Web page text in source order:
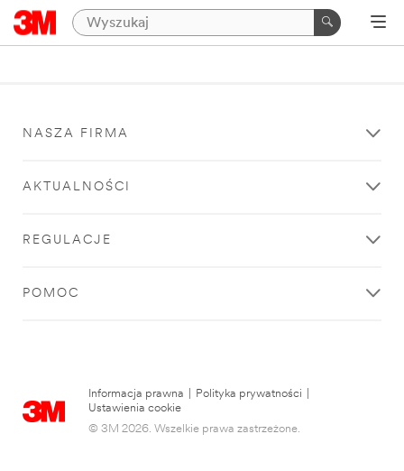
NASZA FIRMA
AKTUALNOŚCI
REGULACJE
POMOC
Informacja prawna Polityka prywatności
Ustawienia cookie
© 3M 2026. Wszelkie prawa zastrzeżone.